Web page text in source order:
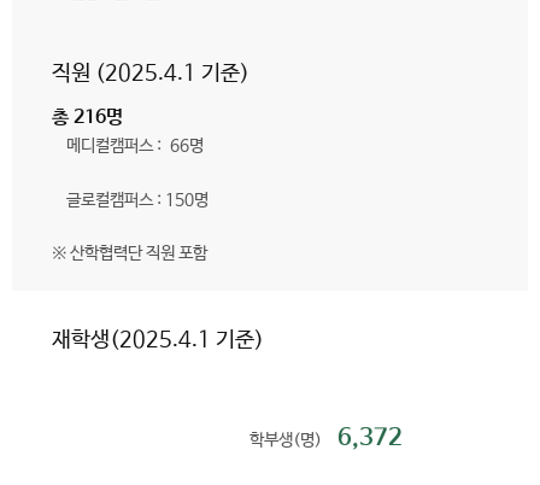
직원 (2025.4.1 기준)
총 216명
메디컬캠퍼스 : 66명
글로컬캠퍼스 : 150명
※ 산학협력단 직원 포함
재학생(2025.4.1 기준)
학부생(명) 6,372